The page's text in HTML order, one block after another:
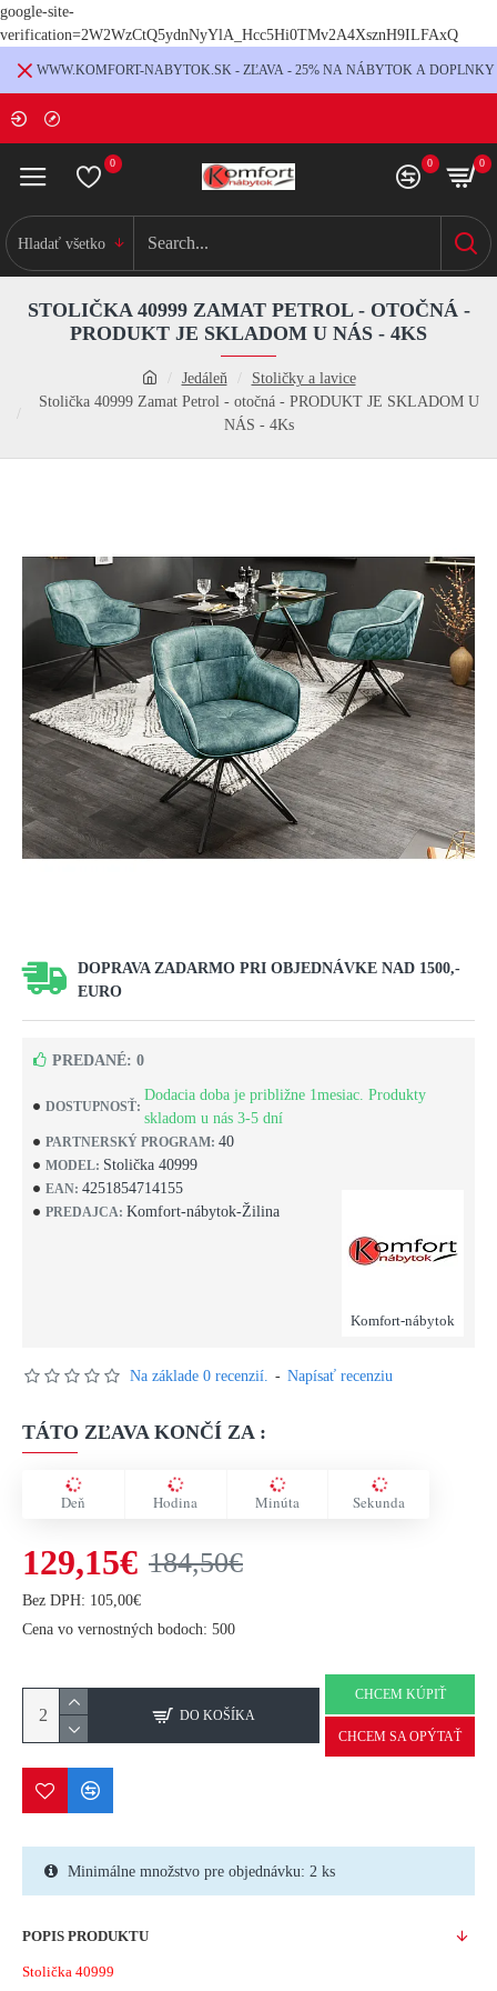
google-site-
verification=2W2WzCtQ5ydnNyYlA_Hcc5Hi0TMv2A4XsznH9ILFAxQ
WWW.KOMFORT-NABYTOK.SK - ZĽAVA - 25% NA NÁBYTOK A DOPLNKY
0 0 0
Hladať všetko
Jedáleň
Stoličky a lavice
Stolička 40999 Zamat Petrol - otočná - PRODUKT JE SKLADOM U
NÁS - 4Ks
STOLIČKA 40999 ZAMAT PETROL - OTOČNÁ -
PRODUKT JE SKLADOM U NÁS - 4KS
DOPRAVA ZADARMO PRI OBJEDNÁVKE NAD 1500,-
EURO
DOSTUPNOSŤ:
Dodacia doba je približne 1mesiac. Produkty
skladom u nás 3-5 dní
PARTNERSKÝ PROGRAM: 40
MODEL: Stolička 40999
EAN: 4251854714155
PREDAJCA: Komfort-nábytok-Žilina
Komfort-nábytok
PREDANÉ: 0
Na základe 0 recenzií. - Napísať recenziu
TÁTO ZĽAVA KONČÍ ZA :
Deň Hodina Minúta Sekunda
129,15€ 184,50€
Bez DPH: 105,00€
Cena vo vernostných bodoch: 500
DO KOŠÍKA
CHCEM KÚPIŤ
CHCEM SA OPÝTAŤ
Minimálne množstvo pre objednávku: 2 ks
POPIS PRODUKTU
Stolička 40999